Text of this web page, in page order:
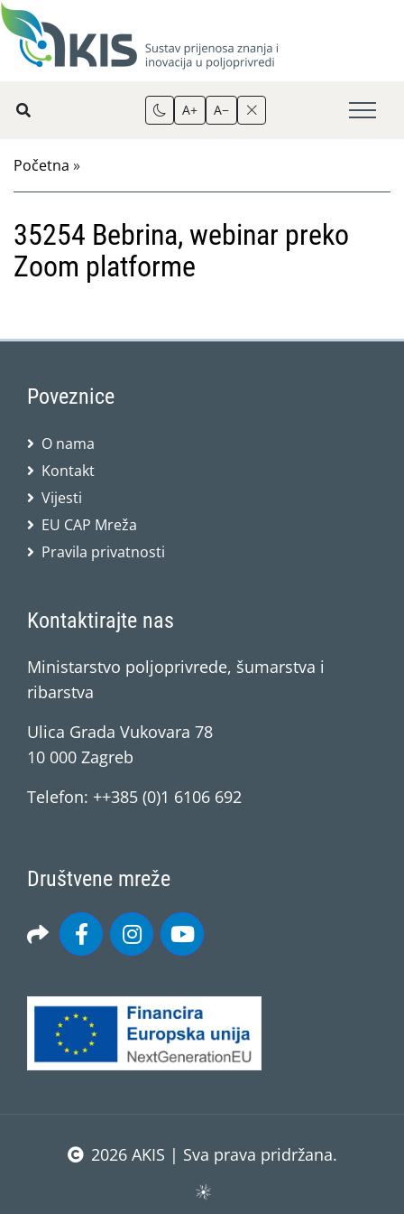
A+ A−
Početna »
35254 Bebrina, webinar preko
Zoom platforme
Poveznice
O nama
Kontakt
Vijesti
EU CAP Mreža
Pravila privatnosti
Kontaktirajte nas
Ministarstvo poljoprivrede, šumarstva i
ribarstva
Ulica Grada Vukovara 78
10 000 Zagreb
Telefon: ++385 (0)1 6106 692
Društvene mreže
2026 AKIS | Sva prava pridržana.